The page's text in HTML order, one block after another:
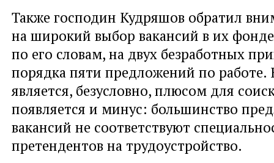
Также господин Кудряшов обратил
на широкий выбор вакансий в их
по его словам, на двух безработных
порядка пяти предложений по работе.
является, безусловно, плюсом для
появляется и минус: большинство
вакансий не соответствуют
претендентов на трудоустройство.